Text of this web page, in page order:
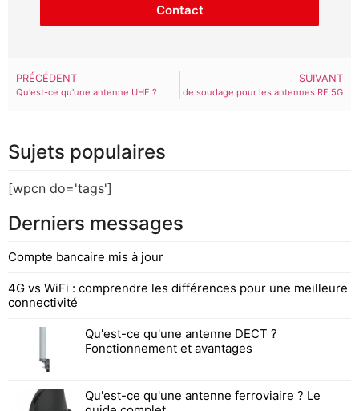
Contact
SUIVANT
Soudage au laser : Nouvelle technologie de soudage pour les antennes RF 5G
PRÉCÉDENT
Qu'est-ce qu'une antenne UHF ?
Sujets populaires
[wpcn do='tags']
Derniers messages
Compte bancaire mis à jour
4G vs WiFi : comprendre les différences pour une meilleure
connectivité
Qu'est-ce qu'une antenne DECT ?
Fonctionnement et avantages
Qu'est-ce qu'une antenne ferroviaire ? Le